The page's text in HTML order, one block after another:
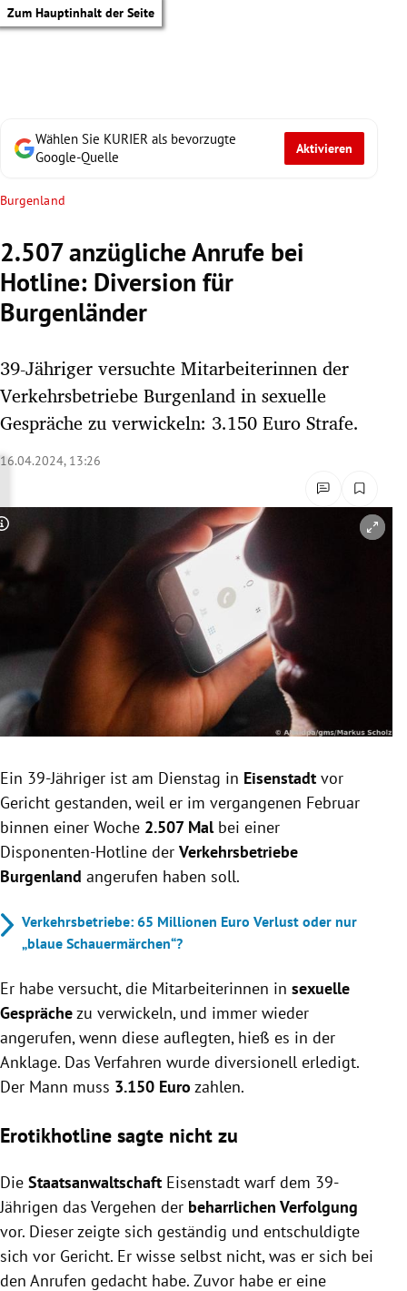
Zum Hauptinhalt der Seite
Untermenü
Untermenü
Untermenü
Untermenü
Untermenü
Untermenü
Untermenü
Untermenü
Untermenü
Wählen Sie KURIER als bevorzugte
Google-Quelle
Aktivieren
Burgenland
2.507 anzügliche Anrufe bei
Hotline: Diversion für
Burgenländer
39-Jähriger versuchte Mitarbeiterinnen der
Verkehrsbetriebe Burgenland in sexuelle
Gespräche zu verwickeln: 3.150 Euro Strafe.
16.04.2024, 13:26
Copyright-Hinweis öffnen/schließen
Ein 39-Jähriger ist am Dienstag in Eisenstadt vor
Gericht gestanden, weil er im vergangenen Februar
binnen einer Woche 2.507 Mal bei einer
Disponenten-Hotline der Verkehrsbetriebe
Burgenland angerufen haben soll.
Verkehrsbetriebe: 65 Millionen Euro Verlust oder nur
„blaue Schauermärchen“?
Er habe versucht, die Mitarbeiterinnen in sexuelle
Gesprächezu verwickeln, und immer wieder
angerufen, wenn diese auflegten, hieß es in der
Anklage. Das Verfahren wurde diversionell erledigt.
Der Mann muss 3.150 Euro zahlen.
Erotikhotline sagte nicht zu
Die Staatsanwaltschaft Eisenstadt warf dem 39-
Jährigen das Vergehen der beharrlichen Verfolgung
vor. Dieser zeigte sich geständig und entschuldigte
sich vor Gericht. Er wisse selbst nicht, was er sich bei
den Anrufen gedacht habe. Zuvor habe er eine